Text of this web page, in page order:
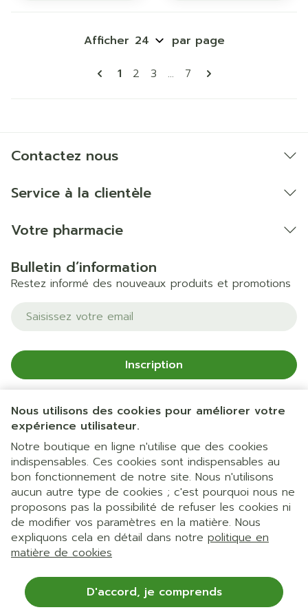
Nous utilisons des cookies pour améliorer votre
expérience utilisateur.
Notre boutique en ligne n'utilise que des cookies
indispensables. Ces cookies sont indispensables au
bon fonctionnement de notre site. Nous n'utilisons
aucun autre type de cookies ; c'est pourquoi nous ne
proposons pas la possibilité de refuser les cookies ni
de modifier vos paramètres en la matière. Nous
expliquons cela en détail dans notre politique en
matière de cookies
D'accord, je comprends
Pages
Vous lisez actuellement la page
1 Page
2 Page
3 ... Page
7
Afficher par page
Contactez nous
Service à la clientèle
Votre pharmacie
Bulletin d’information
Restez informé des nouveaux produits et promotions
Adresse mail
Inscription
En cliquant sur s'abonner, vous vous abonnez à notre
newsletter et acceptez notrepolitique de confidentialité.
Liens légaux